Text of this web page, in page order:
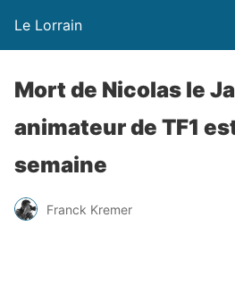
Le Lorrain
Mort de Nicolas le
animateur de TF1
semaine
Franck Kremer